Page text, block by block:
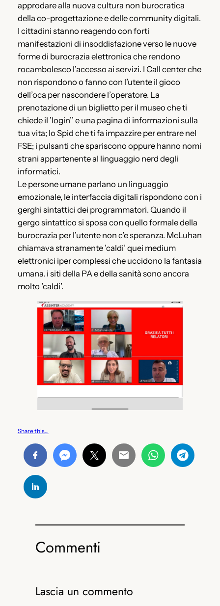
approdare alla nuova cultura non burocratica
della co-progettazione e delle community digitali.
I cittadini stanno reagendo con forti
manifestazioni di insoddisfazione verso le nuove
forme di burocrazia elettronica che rendono
rocambolesco l’accesso ai servizi. I Call center che
non rispondono o fanno con l’utente il gioco
dell’oca per nascondere l’operatore. La
prenotazione di un biglietto per il museo che ti
chiede il ’login’’ e una pagina di informazioni sulla
tua vita; lo Spid che ti fa impazzire per entrare nel
FSE; i pulsanti che spariscono oppure hanno nomi
strani appartenente al linguaggio nerd degli
informatici.
Le persone umane parlano un linguaggio
emozionale, le interfaccia digitali rispondono con i
gerghi sintattici dei programmatori. Quando il
gergo sintattico si sposa con quello formale della
burocrazia per l’utente non c’e speranza. McLuhan
chiamava stranamente ’caldi’ quei medium
elettronici iper complessi che uccidono la fantasia
umana. i siti della PA e della sanità sono ancora
molto ’caldi’.
Share this…
Commenti
Lascia un commento